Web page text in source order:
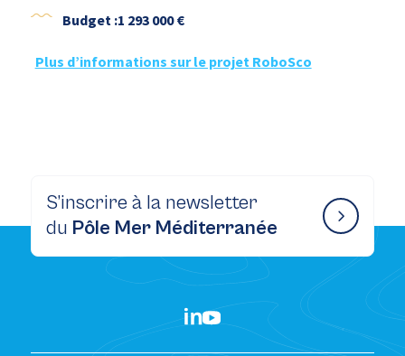
Budget :1 293 000 €
Plus d’informations sur le projet RoboSco
S’inscrire à la newsletter
du Pôle Mer Méditerranée